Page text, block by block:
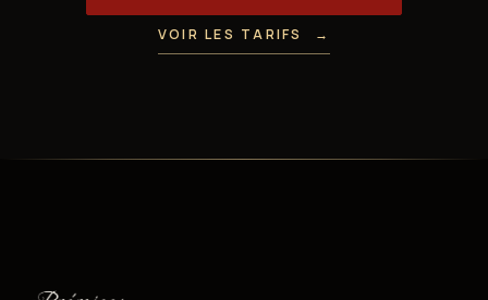
VOIR LES TARIFS →